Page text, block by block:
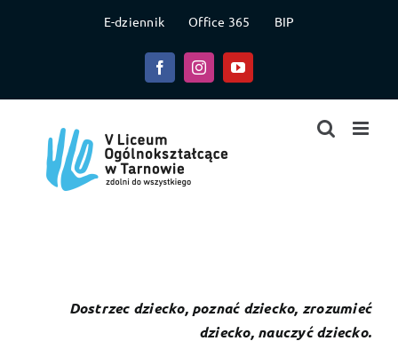
E-dziennik Office 365 BIP
FacebookInstagramYouTube
Dostrzec dziecko, poznać dziecko, zrozumieć
dziecko, nauczyć dziecko.